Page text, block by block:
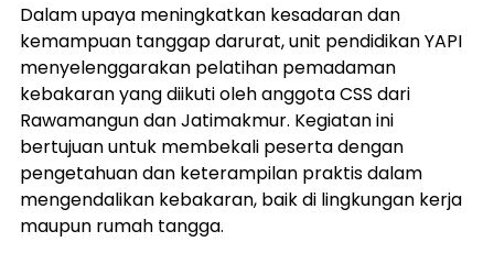
Dalam upaya meningkatkan kesadaran dan
kemampuan tanggap darurat, unit pendidikan YAPI
menyelenggarakan pelatihan pemadaman
kebakaran yang diikuti oleh anggota CSS dari
Rawamangun dan Jatimakmur. Kegiatan ini
bertujuan untuk membekali peserta dengan
pengetahuan dan keterampilan praktis dalam
mengendalikan kebakaran, baik di lingkungan kerja
maupun rumah tangga.